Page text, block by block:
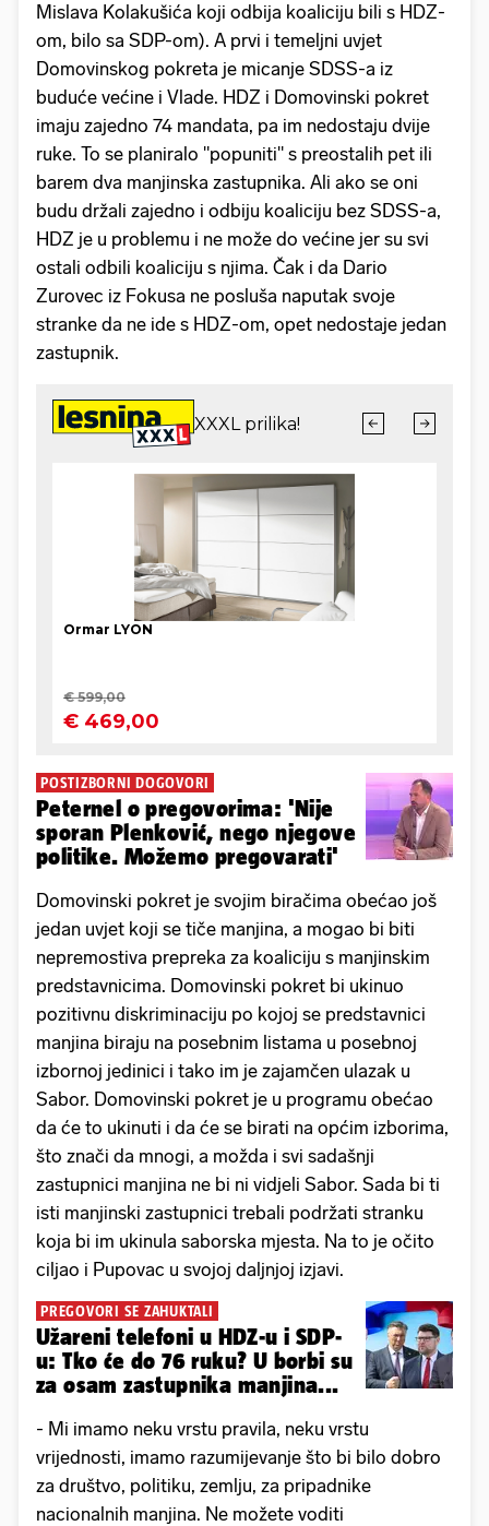
Mislava Kolakušića koji odbija koaliciju bili s HDZ-
om, bilo sa SDP-om). A prvi i temeljni uvjet
Domovinskog pokreta je micanje SDSS-a iz
buduće većine i Vlade. HDZ i Domovinski pokret
imaju zajedno 74 mandata, pa im nedostaju dvije
ruke. To se planiralo "popuniti" s preostalih pet ili
barem dva manjinska zastupnika. Ali ako se oni
budu držali zajedno i odbiju koaliciju bez SDSS-a,
HDZ je u problemu i ne može do većine jer su svi
ostali odbili koaliciju s njima. Čak i da Dario
Zurovec iz Fokusa ne posluša naputak svoje
stranke da ne ide s HDZ-om, opet nedostaje jedan
zastupnik.
POSTIZBORNI DOGOVORI
Peternel o pregovorima: 'Nije
sporan Plenković, nego njegove
politike. Možemo pregovarati'
Domovinski pokret je svojim biračima obećao još
jedan uvjet koji se tiče manjina, a mogao bi biti
nepremostiva prepreka za koaliciju s manjinskim
predstavnicima. Domovinski pokret bi ukinuo
pozitivnu diskriminaciju po kojoj se predstavnici
manjina biraju na posebnim listama u posebnoj
izbornoj jedinici i tako im je zajamčen ulazak u
Sabor. Domovinski pokret je u programu obećao
da će to ukinuti i da će se birati na općim izborima,
što znači da mnogi, a možda i svi sadašnji
zastupnici manjina ne bi ni vidjeli Sabor. Sada bi ti
isti manjinski zastupnici trebali podržati stranku
koja bi im ukinula saborska mjesta. Na to je očito
ciljao i Pupovac u svojoj daljnjoj izjavi.
PREGOVORI SE ZAHUKTALI
Užareni telefoni u HDZ-u i SDP-
u: Tko će do 76 ruku? U borbi su
za osam zastupnika manjina...
- Mi imamo neku vrstu pravila, neku vrstu
vrijednosti, imamo razumijevanje što bi bilo dobro
za društvo, politiku, zemlju, za pripadnike
nacionalnih manjina. Ne možete voditi